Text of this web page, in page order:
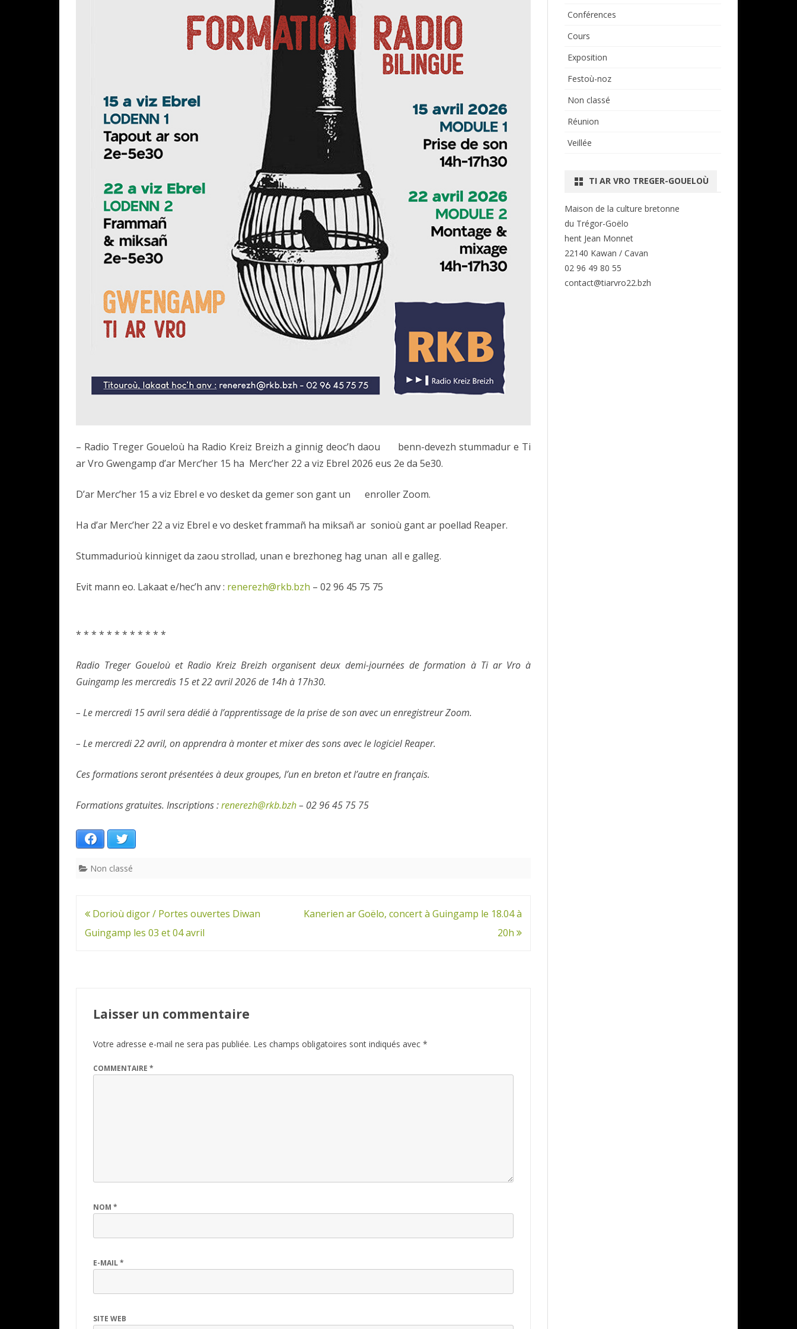
– Radio Treger Goueloù ha Radio Kreiz Breizh a ginnig deoc’h daou benn-devezh stummadur e Ti
ar Vro Gwengamp d’ar Merc’her 15 ha Merc’her 22 a viz Ebrel 2026 eus 2e da 5e30.
D’ar Merc’her 15 a viz Ebrel e vo desket da gemer son gant un enroller Zoom.
Ha d’ar Merc’her 22 a viz Ebrel e vo desket frammañ ha miksañ ar sonioù gant ar poellad Reaper.
Stummadurioù kinniget da zaou strollad, unan e brezhoneg hag unan all e galleg.
Evit mann eo. Lakaat e/hec’h anv : renerezh@rkb.bzh – 02 96 45 75 75
* * * * * * * * * * * *
Radio Treger Goueloù et Radio Kreiz Breizh organisent deux demi-journées de formation à Ti ar Vro à
Guingamp les mercredis 15 et 22 avril 2026 de 14h à 17h30.
– Le mercredi 15 avril sera dédié à l’apprentissage de la prise de son avec un enregistreur Zoom.
– Le mercredi 22 avril, on apprendra à monter et mixer des sons avec le logiciel Reaper.
Ces formations seront présentées à deux groupes, l’un en breton et l’autre en français.
Formations gratuites. Inscriptions :renerezh@rkb.bzh– 02 96 45 75 75
Facebook
Non classé
Navigation
de
Dorioù digor / Portes ouvertes Diwan
Guingamp les 03 et 04 avril
Kanerien ar Goëlo, concert à Guingamp le 18.04 à
20h
Laisser un commentaire
Votre adresse e-mail ne sera pas publiée. Les champs obligatoires sont indiqués avec *
COMMENTAIRE *
NOM *
E-MAIL*
SITE WEB
Conférences
Cours
Exposition
Festoù-noz
Non classé
Réunion
Veillée
TI AR VRO TREGER-GOUELOÙ
Maison de la culture bretonne
du Trégor-Goëlo
hent Jean Monnet
22140 Kawan / Cavan
02 96 49 80 55
contact@tiarvro22.bzh